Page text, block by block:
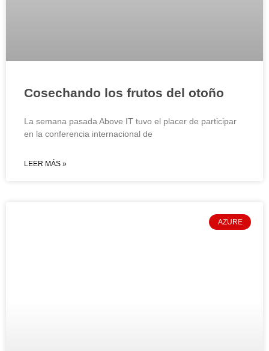
Cosechando los frutos del otoño
La semana pasada Above IT tuvo el placer de participar
en la conferencia internacional de
LEER MÁS »
AZURE